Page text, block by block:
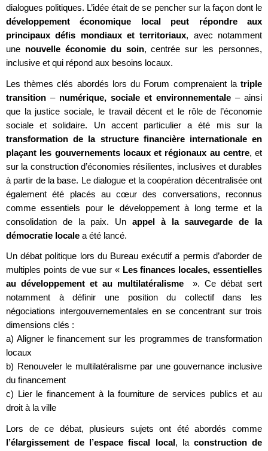
dialogues politiques. L’idée était de se pencher sur la façon dont le
développement économique local peut répondre aux
principaux défis mondiaux et territoriaux, avec notamment
une nouvelle économie du soin, centrée sur les personnes,
inclusive et qui répond aux besoins locaux.
Les thèmes clés abordés lors du Forum comprenaient la triple
transition – numérique, sociale et environnementale – ainsi
que la justice sociale, le travail décent et le rôle de l’économie
sociale et solidaire. Un accent particulier a été mis sur la
transformation de la structure financière internationale en
plaçant les gouvernements locaux et régionaux au centre, et
sur la construction d’économies résilientes, inclusives et durables
à partir de la base. Le dialogue et la coopération décentralisée ont
également été placés au cœur des conversations, reconnus
comme essentiels pour le développement à long terme et la
consolidation de la paix. Un appel à la sauvegarde de la
démocratie locale a été lancé.
Un débat politique lors du Bureau exécutif a permis d’aborder de
multiples points de vue sur « Les finances locales, essentielles
au développement et au multilatéralisme
». Ce débat sert
notamment à définir une position du collectif dans les
négociations intergouvernementales en se concentrant sur trois
dimensions clés :
a) Aligner le financement sur les programmes de transformation
locaux
b) Renouveler le multilatéralisme par une gouvernance inclusive
du financement
c) Lier le financement à la fourniture de services publics et au
droit à la ville
Lors de ce débat, plusieurs sujets ont été abordés comme
l’élargissement de l’espace fiscal local, la construction de